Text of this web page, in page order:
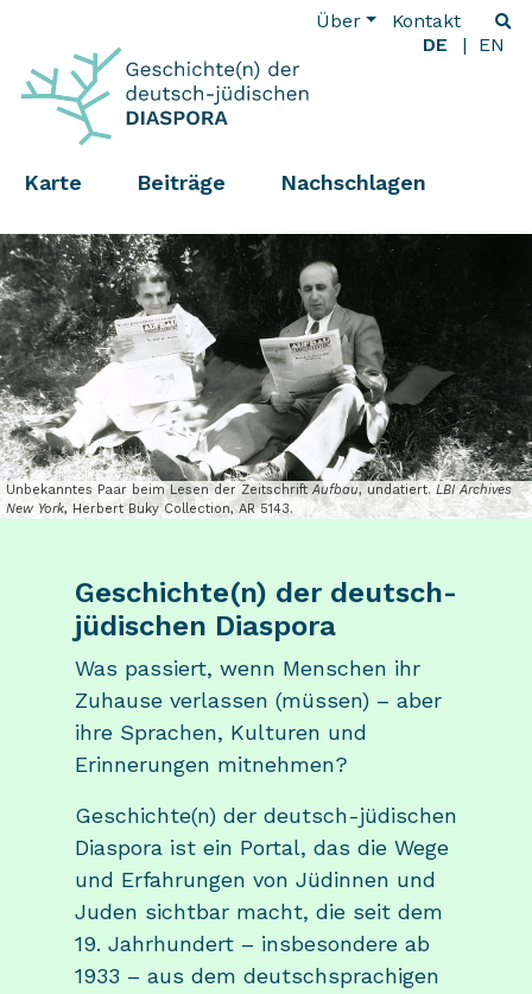
Über
Kontakt
DE
EN
Karte Beiträge Nachschlagen
Unbekanntes Paar beim Lesen der ZeitschriftAufbau, undatiert. LBI Archives
New York, Herbert Buky Collection, AR 5143.
Geschichte(n) der deutsch-
jüdischen Diaspora
Was passiert, wenn Menschen ihr
Zuhause verlassen (müssen) – aber
ihre Sprachen, Kulturen und
Erinnerungen mitnehmen?
Geschichte(n) der deutsch-jüdischen
Diaspora ist ein Portal, das die Wege
und Erfahrungen von Jüdinnen und
Juden sichtbar macht, die seit dem
19. Jahrhundert – insbesondere ab
1933 – aus dem deutschsprachigen